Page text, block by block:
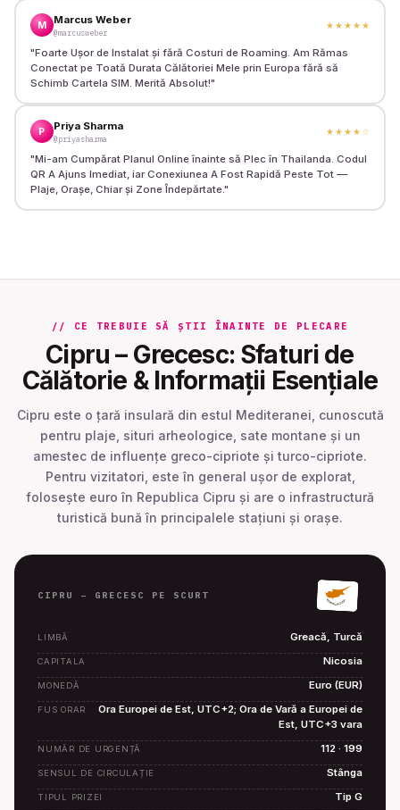
M Marcus Weber
@marcusweber
★★★★★
"Foarte Ușor de Instalat și fără Costuri de Roaming. Am Rămas
Conectat pe Toată Durata Călătoriei Mele prin Europa fără să
Schimb Cartela SIM. Merită Absolut!"
P Priya Sharma
@priyasharma
★★★★ ☆
"Mi-am Cumpărat Planul Online înainte să Plec în Thailanda. Codul
QR A Ajuns Imediat, iar Conexiunea A Fost Rapidă Peste Tot —
Plaje, Orașe, Chiar și Zone Îndepărtate."
// CE TREBUIE SĂ ȘTII ÎNAINTE DE PLECARE
Cipru – Grecesc: Sfaturi de
Călătorie & Informații Esențiale
Cipru este o țară insulară din estul Mediteranei, cunoscută
pentru plaje, situri arheologice, sate montane și un
amestec de influențe greco-cipriote și turco-cipriote.
Pentru vizitatori, este în general ușor de explorat,
folosește euro în Republica Cipru și are o infrastructură
turistică bună în principalele stațiuni și orașe.
CIPRU – GRECESC PE SCURT
LIMBĂ Greacă, Turcă
CAPITALA Nicosia
MONEDĂ Euro (EUR)
FUS ORAR
Ora Europei de Est, UTC+2; Ora de Vară a Europei de
Est, UTC+3 vara
NUMĂR DE URGENȚĂ 112 · 199
SENSUL DE CIRCULAȚIE Stânga
TIPUL PRIZEI Tip G